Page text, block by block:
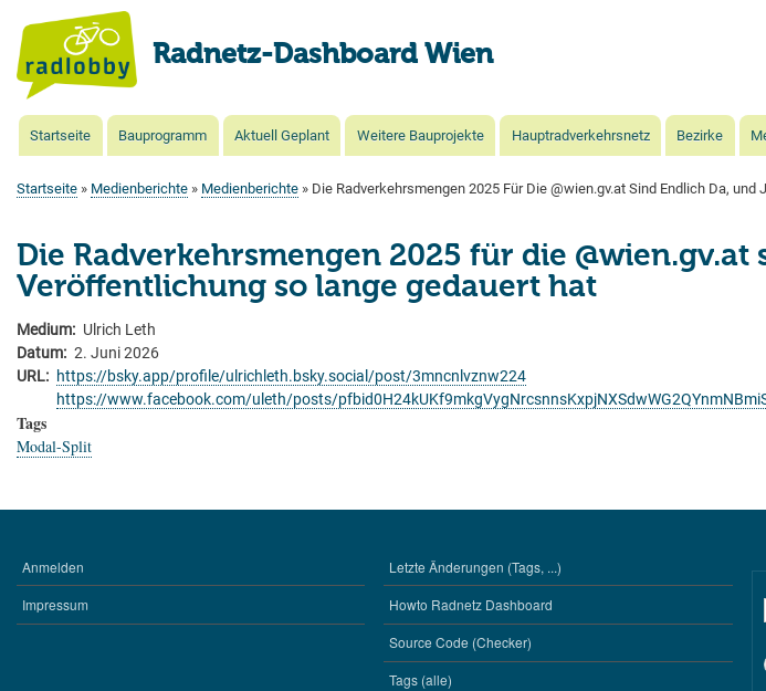
Radnetz-Dashboard Wien
MainStartseite Bauprogramm Aktuell Geplant Weitere Bauprojekte Hauptradverkehrsnetz Bezirke
Startseite Medienberichte Medienberichte Die Radverkehrsmengen 2025 Für Die @wien.gv.at Sind Endlich Da,
Die Radverkehrsmengen 2025 für die
Veröffentlichung so lange gedauert hat
Medium
Ulrich Leth
Datum
2. Juni 2026
URL
https://bsky.app/profile/ulrichleth.bsky.social/post/3mncnlvznw224
https://www.facebook.com/uleth/posts/
Tags
Modal-Split
BENUTZERMENÜ
Anmelden
Impressum
WERKZEUGE
Letzte Änderungen (Tags, ...)
Howto Radnetz Dashboard
Source Code (Checker)
Tags (alle)